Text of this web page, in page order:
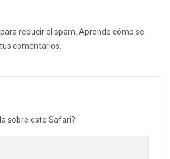
reducir el spam. Aprende cómo se
comentarios.
sobre este Safari?